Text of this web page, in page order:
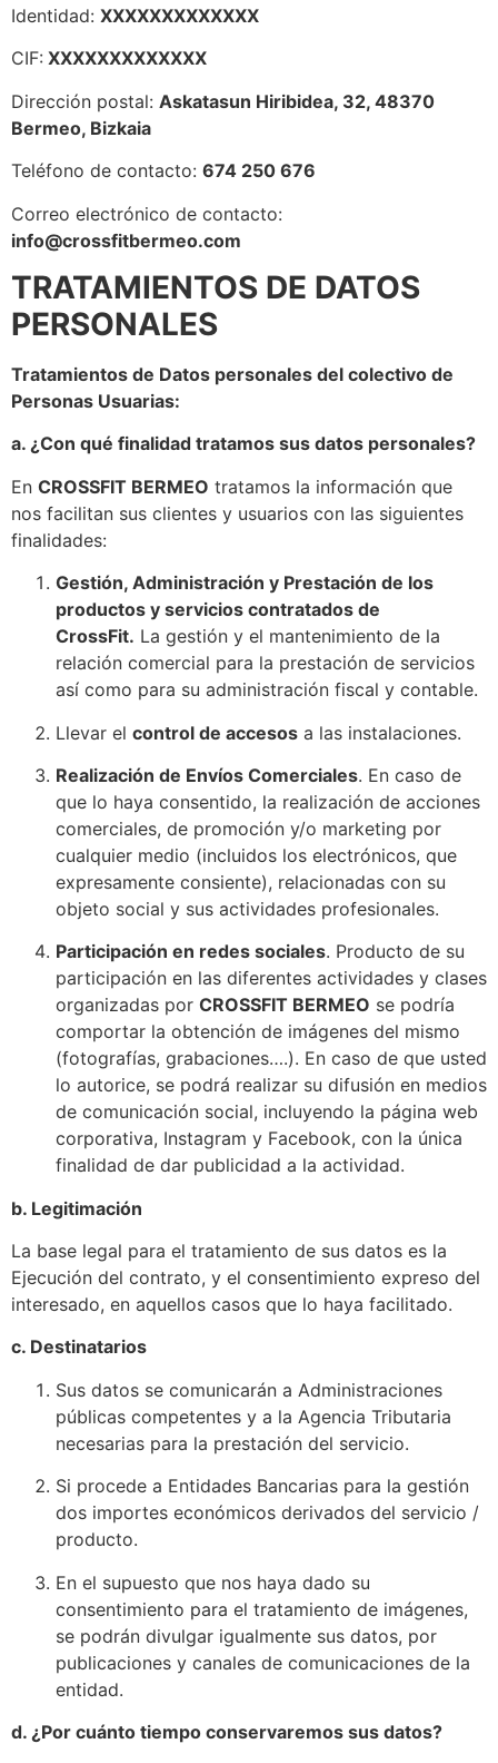
Identidad: XXXXXXXXXXXXX
CIF: XXXXXXXXXXXXX
Dirección postal: Askatasun Hiribidea, 32, 48370
Bermeo, Bizkaia
Teléfono de contacto: 674 250 676
Correo electrónico de contacto:
info@crossfitbermeo.com
TRATAMIENTOS DE DATOS
PERSONALES
Tratamientos de Datos personales del colectivo de
Personas Usuarias:
a. ¿Con qué finalidad tratamos sus datos personales?
En CROSSFIT BERMEO tratamos la información que
nos facilitan sus clientes y usuarios con las siguientes
finalidades:
Gestión, Administración y Prestación de los
productos y servicios contratados de
CrossFit. La gestión y el mantenimiento de la
relación comercial para la prestación de servicios
así como para su administración fiscal y contable.
Llevar el control de accesos a las instalaciones.
Realización de Envíos Comerciales. En caso de
que lo haya consentido, la realización de acciones
comerciales, de promoción y/o marketing por
cualquier medio (incluidos los electrónicos, que
expresamente consiente), relacionadas con su
objeto social y sus actividades profesionales.
Participación en redes sociales. Producto de su
participación en las diferentes actividades y clases
organizadas por CROSSFIT BERMEO se podría
comportar la obtención de imágenes del mismo
(fotografías, grabaciones….). En caso de que usted
lo autorice, se podrá realizar su difusión en medios
de comunicación social, incluyendo la página web
corporativa, Instagram y Facebook, con la única
finalidad de dar publicidad a la actividad.
b. Legitimación
La base legal para el tratamiento de sus datos es la
Ejecución del contrato, y el consentimiento expreso del
interesado, en aquellos casos que lo haya facilitado.
c. Destinatarios
Sus datos se comunicarán a Administraciones
públicas competentes y a la Agencia Tributaria
necesarias para la prestación del servicio.
Si procede a Entidades Bancarias para la gestión
dos importes económicos derivados del servicio /
producto.
En el supuesto que nos haya dado su
consentimiento para el tratamiento de imágenes,
se podrán divulgar igualmente sus datos, por
publicaciones y canales de comunicaciones de la
entidad.
d. ¿Por cuánto tiempo conservaremos sus datos?